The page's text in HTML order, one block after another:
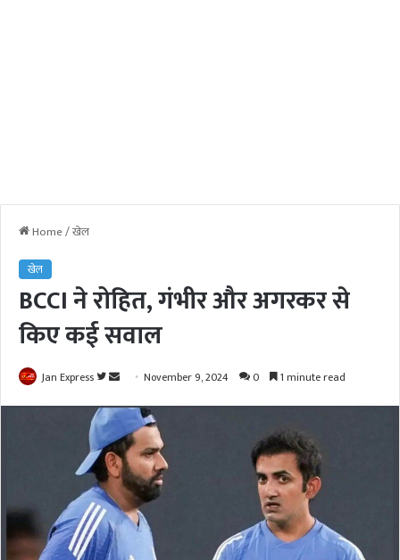
Home/खेल
खेल
BCCI ने रोहित, गंभीर और अगरकर से
किए कई सवाल
Jan Express
F
l
l
o
w
o
n
T
d
a
n
e
m
November 9, 2024 0 1 minute read